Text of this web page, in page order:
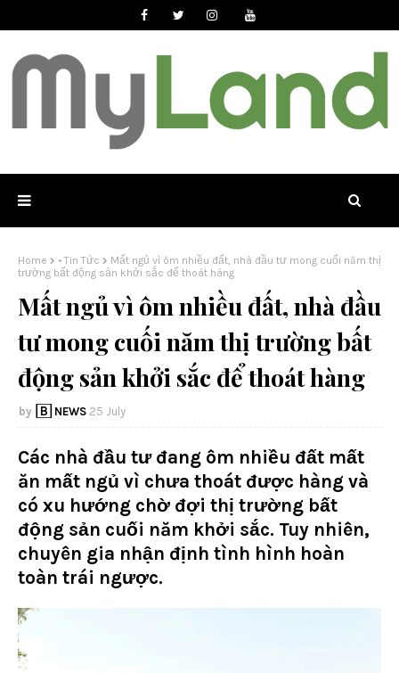
Home • Tin Tức
Mất ngủ vì ôm nhiều đất, nhà đầu tư mong cuối năm thị
trường bất động sản khởi sắc để thoát hàng
Mất ngủ vì ôm nhiều đất, nhà đầu
tư mong cuối năm thị trường bất
động sản khởi sắc để thoát hàng
🄱 NEWS 25 July
Các nhà đầu tư đang ôm nhiều đất mất
ăn mất ngủ vì chưa thoát được hàng và
có xu hướng chờ đợi thị trường bất
động sản cuối năm khởi sắc. Tuy nhiên,
chuyên gia nhận định tình hình hoàn
toàn trái ngược.